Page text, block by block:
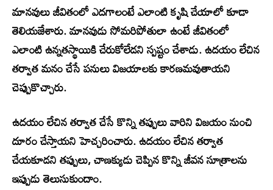
మానవులు జీవితంలో ఎదగాలంటే ఎలాంటి కృషి చేయాలో కూడా
తెలియజేశారు. మానవుడు సోమరిపోతులా ఉంటే జీవితంలో
ఎలాంటి ఉన్నతస్థాయికి చేరుకోలేడని స్పష్టం చేశాడు. ఉదయం లేచిన
తర్వాత మనం చేసే పనులు విజయాలకు కారణమవుతాయని
చెప్పుకొచ్చారు.
ఉదయం లేచిన తర్వాత చేసే కొన్ని తప్పులు వారిని విజయం నుంచి
దూరం చేస్తాయని హెచ్చరించారు. ఉదయం లేచిన తర్వాత
చేయకూడని తప్పులు, చాణక్యుడు చెప్పిన కొన్ని జీవన సూత్రాలను
ఇప్పుడు తెలుసుకుందాం.